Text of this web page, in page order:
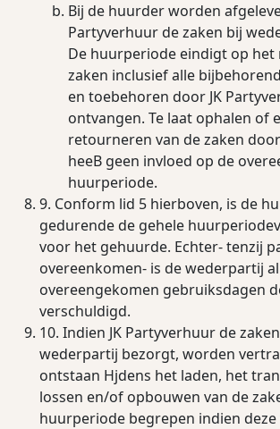
Bij de huurder worden
Partyverhuur de zaken bij
De huurperiode eindigt op
zaken inclusief alle
en toebehoren door JK
ontvangen. Te laat ophalen of
retourneren van de zaken
heeB geen invloed op de
huurperiode.
9. Conform lid 5 hierboven, is de
gedurende de gehele
voor het gehuurde. Echter- tenzij
overeenkomen- is de wederpartij
overeengekomen gebruiksdagen
verschuldigd.
10. Indien JK Partyverhuur de
wederpartij bezorgt, worden
ontstaan Hjdens het laden, het
lossen en/of opbouwen van de
huurperiode begrepen indien